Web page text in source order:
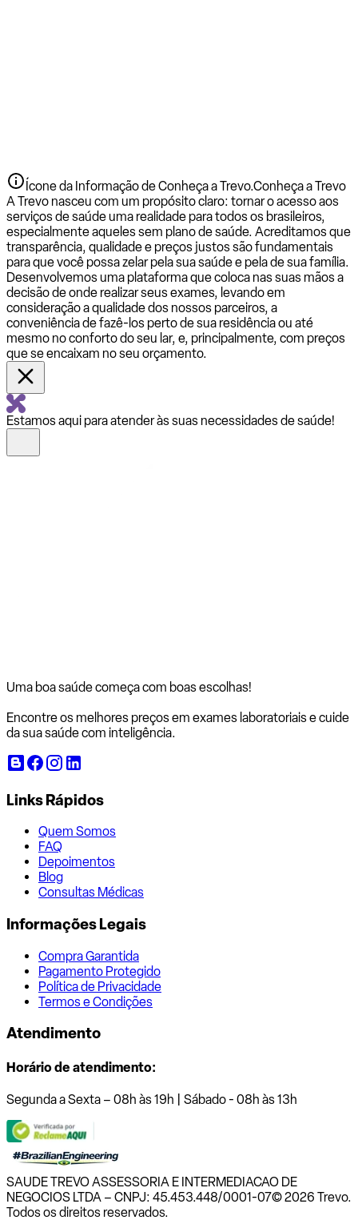
Ícone da Informação de Conheça a Trevo.Conheça a Trevo
A Trevo nasceu com um propósito claro: tornar o acesso aos
serviços de saúde uma realidade para todos os brasileiros,
especialmente aqueles sem plano de saúde. Acreditamos que
transparência, qualidade e preços justos são fundamentais
para que você possa zelar pela sua saúde e pela de sua família.
Desenvolvemos uma plataforma que coloca nas suas mãos a
decisão de onde realizar seus exames, levando em
consideração a qualidade dos nossos parceiros, a
conveniência de fazê-los perto de sua residência ou até
mesmo no conforto do seu lar, e, principalmente, com preços
que se encaixam no seu orçamento.
Estamos aqui para atender às suas necessidades de saúde!
Uma boa saúde começa com boas escolhas!
Encontre os melhores preços em exames laboratoriais e cuide
da sua saúde com inteligência.
Links Rápidos
Quem Somos
FAQ
Depoimentos
Blog
Consultas Médicas
Informações Legais
Compra Garantida
Pagamento Protegido
Política de Privacidade
Termos e Condições
Atendimento
Horário de atendimento:
Segunda a Sexta – 08h às 19h | Sábado - 08h às 13h
SAUDE TREVO ASSESSORIA E INTERMEDIACAO DE
NEGOCIOS LTDA – CNPJ: 45.453.448/0001-07© 2026 Trevo.
Todos os direitos reservados.